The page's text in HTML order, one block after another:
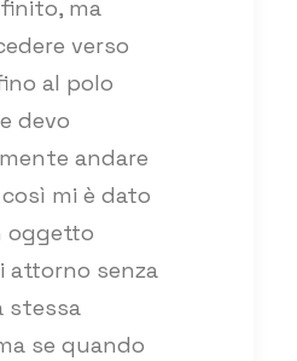
ma
verso
al polo
devo
andare
mi è dato
oggetto
attorno senza
stessa
se quando